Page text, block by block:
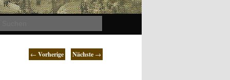
← Vorherige Nächste →